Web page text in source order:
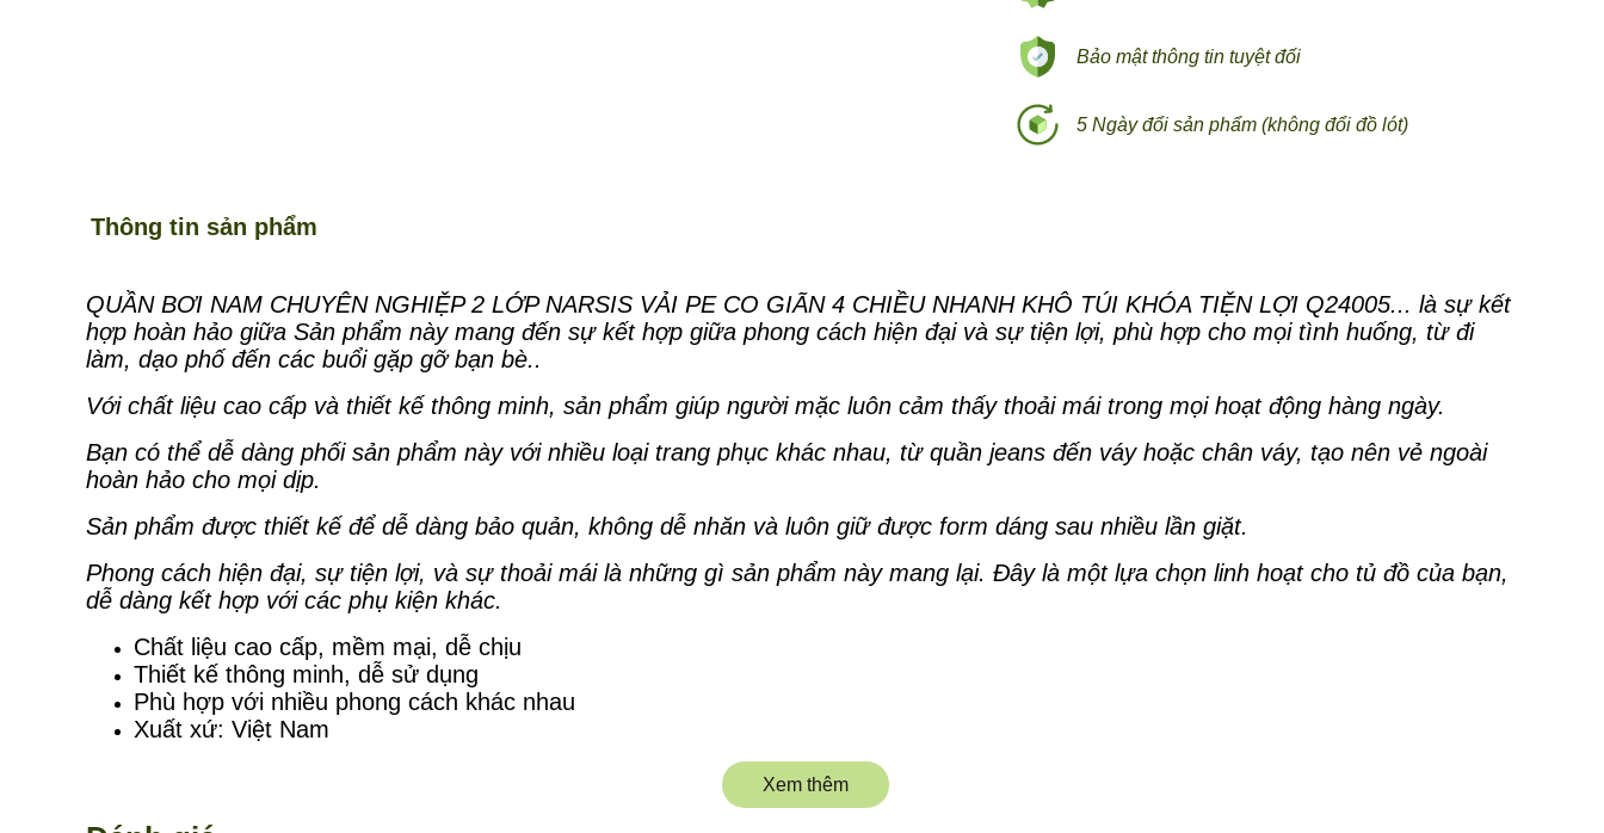
5 Ngày đổi sản phẩm (không đổi đồ lót)
Bảo mật thông tin tuyệt đối
Xem thêm
Thông tin sản phẩm
QUẦN BƠI NAM CHUYÊN NGHIỆP 2 LỚP NARSIS VẢI PE CO GIÃN 4 CHIỀU NHANH KHÔ TÚI KHÓA TIỆN LỢI Q24005... là sự kết
hợp hoàn hảo giữa Sản phẩm này mang đến sự kết hợp giữa phong cách hiện đại và sự tiện lợi, phù hợp cho mọi tình huống, từ đi
làm, dạo phố đến các buổi gặp gỡ bạn bè..
Với chất liệu cao cấp và thiết kế thông minh, sản phẩm giúp người mặc luôn cảm thấy thoải mái trong mọi hoạt động hàng ngày.
Bạn có thể dễ dàng phối sản phẩm này với nhiều loại trang phục khác nhau, từ quần jeans đến váy hoặc chân váy, tạo nên vẻ ngoài
hoàn hảo cho mọi dịp.
Sản phẩm được thiết kế để dễ dàng bảo quản, không dễ nhăn và luôn giữ được form dáng sau nhiều lần giặt.
Phong cách hiện đại, sự tiện lợi, và sự thoải mái là những gì sản phẩm này mang lại. Đây là một lựa chọn linh hoạt cho tủ đồ của bạn,
dễ dàng kết hợp với các phụ kiện khác.
Chất liệu cao cấp, mềm mại, dễ chịu
Thiết kế thông minh, dễ sử dụng
Phù hợp với nhiều phong cách khác nhau
Xuất xứ: Việt Nam